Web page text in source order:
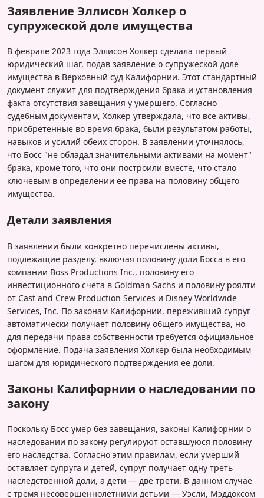
Заявление Эллисон Холкер о
супружеской доле имущества
В феврале 2023 года Эллисон Холкер сделала первый
юридический шаг, подав заявление о супружеской доле
имущества в Верховный суд Калифорнии. Этот стандартный
документ служит для подтверждения брака и установления
факта отсутствия завещания у умершего. Согласно
судебным документам, Холкер утверждала, что все активы,
приобретенные во время брака, были результатом работы,
навыков и усилий обеих сторон. В заявлении уточнялось,
что Босс "не обладал значительными активами на момент"
брака, кроме того, что они построили вместе, что стало
ключевым в определении ее права на половину общего
имущества.
Детали заявления
В заявлении были конкретно перечислены активы,
подлежащие разделу, включая половину доли Босса в его
компании Boss Productions Inc., половину его
инвестиционного счета в Goldman Sachs и половину роялти
от Cast and Crew Production Services и Disney Worldwide
Services, Inc. По законам Калифорнии, переживший супруг
автоматически получает половину общего имущества, но
для передачи права собственности требуется официальное
оформление. Подача заявления Холкер была необходимым
шагом для юридического подтверждения ее доли.
Законы Калифорнии о наследовании по
закону
Поскольку Босс умер без завещания, законы Калифорнии о
наследовании по закону регулируют оставшуюся половину
его наследства. Согласно этим правилам, если умерший
оставляет супруга и детей, супруг получает одну треть
наследственной доли, а дети — две трети. В данном случае
с тремя несовершеннолетними детьми — Уэсли, Мэддоксом